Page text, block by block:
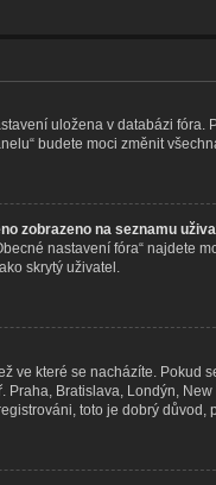
uložena v databázi
budete moci změnit
zobrazeno na seznamu
nastavení fóra“ najdete
skrytý uživatel.
ve které se nacházíte. Pokud
Bratislava, Londýn,
toto je dobrý důvod,